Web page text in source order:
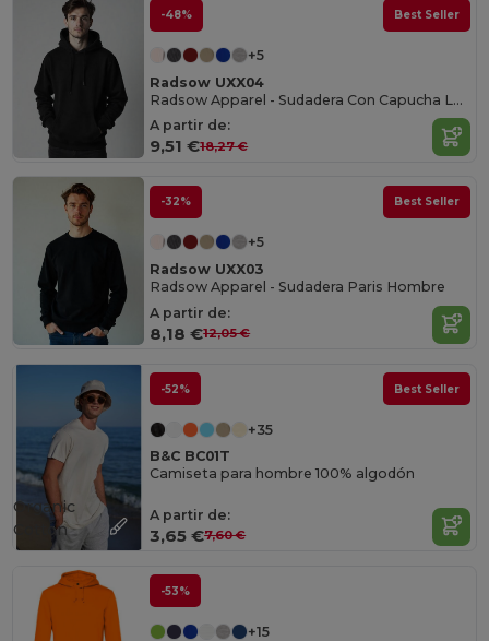
-48% Best Seller
+5
Radsow UXX04
Radsow Apparel - Sudadera Con Capucha London Hombre
A partir de:
9,51 €18,27 €
-32% Best Seller
+5
Radsow UXX03
Radsow Apparel - Sudadera Paris Hombre
A partir de:
8,18 €12,05 €
-52% Best Seller
+35
B&C BC01T
Camiseta para hombre 100% algodón
A partir de:
3,65 €7,60 €
Organic
Cotton
-53%
+15